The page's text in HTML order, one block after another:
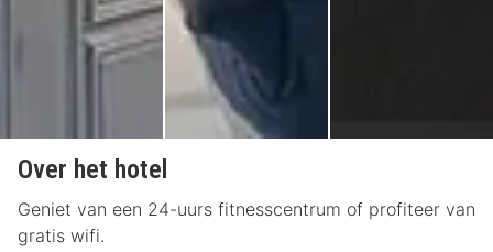
Over het hotel
Geniet van een 24-uurs fitnesscentrum of profiteer van
gratis wifi.